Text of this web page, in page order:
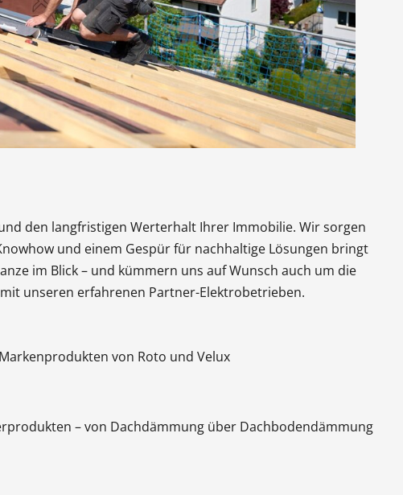
den langfristigen Werterhalt Ihrer Immobilie. Wir sorgen
und einem Gespür für nachhaltige Lösungen bringt
im Blick – und kümmern uns auf Wunsch auch um die
unseren erfahrenen Partner-Elektrobetrieben.
von Roto und Velux
– von Dachdämmung über Dachbodendämmung